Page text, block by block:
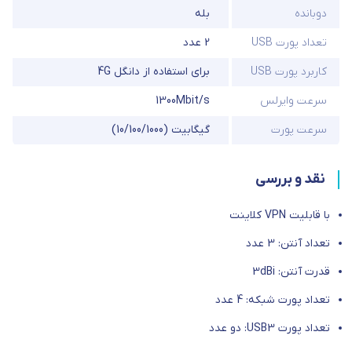
دوبانده
بله
تعداد پورت USB
2 عدد
کاربرد پورت USB
برای استفاده از دانگل 4G
سرعت وایرلس
1300Mbit/s
سرعت پورت
گیگابیت (10/100/1000)
نقد و بررسی
با قابلیت VPN کلاینت
تعداد آنتن: 3 عدد
قدرت آنتن: 3dBi
تعداد پورت شبکه: 4 عدد
تعداد پورت USB3: دو عدد